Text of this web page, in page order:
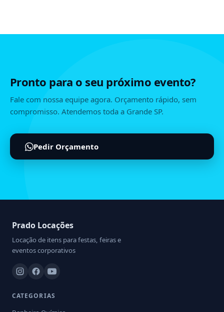
Pronto para o seu próximo evento?
Fale com nossa equipe agora. Orçamento rápido, sem
compromisso. Atendemos toda a Grande SP.
Pedir Orçamento
Prado Locações
Locação de itens para festas, feiras e
eventos corporativos
CATEGORIAS